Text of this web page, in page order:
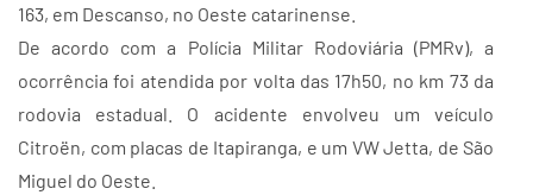
163, em Descanso, no Oeste catarinense.
De acordo com a Polícia Militar Rodoviária (PMRv), a
ocorrência foi atendida por volta das 17h50, no km 73 da
rodovia estadual. O acidente envolveu um veículo
Citroën, com placas de Itapiranga, e um VW Jetta, de São
Miguel do Oeste.